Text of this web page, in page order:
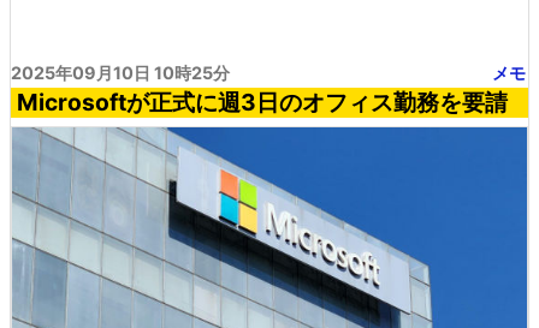
2025年09月10日 10時25分 メモ
Microsoftが正式に週3日のオフィス勤務を要請